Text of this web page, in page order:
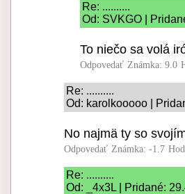
Re: ..........
Od: SVKGO |
To niečo sa volá
Odpovedať Známka: 9.0
Re: ..........
Od: karolkooooo |
No najmä ty so
Odpovedať Známka: -1.7
Re: ..........
Od: _4x3L | Pridané: